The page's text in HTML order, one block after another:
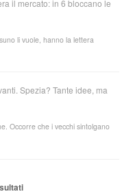
il mercato: in 6 bloccano le
li vuole, hanno la lettera
Spezia? Tante idee, ma
Occorre che i vecchi sintolgano